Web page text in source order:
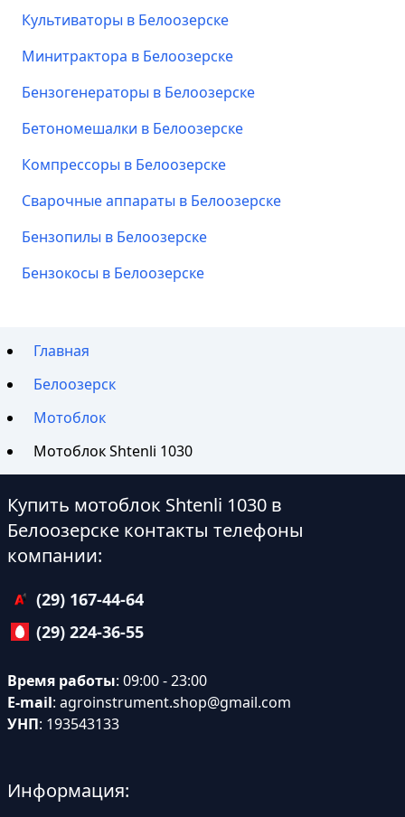
Культиваторы в Белоозерске
Минитрактора в Белоозерске
Бензогенераторы в Белоозерске
Бетономешалки в Белоозерске
Компрессоры в Белоозерске
Сварочные аппараты в Белоозерске
Бензопилы в Белоозерске
Бензокосы в Белоозерске
Главная
Белоозерск
Мотоблок
Мотоблок Shtenli 1030
Купить мотоблок Shtenli 1030 в
Белоозерске контакты телефоны
компании:
(29) 167-44-64
(29) 224-36-55
Время работы: 09:00 - 23:00
E-mail: agroinstrument.shop@gmail.com
УНП: 193543133
Информация: